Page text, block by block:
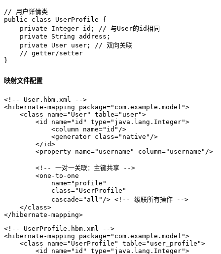
// 用户详情类
public
class UserProfile {
private Integer id; // 与User的id相同
private String address;
private User user; // 双向关联
// getter/setter
}
映射文件配置
<!-- User.hbm.xml -->
<hibernate-mapping package="com.example.model">
<class name="User" table="user">
<id name="id" type="java.lang.Integer">
<column name="id" />
<generator class="native" />
</id>
<property name="username" column="username" />
<!-- 一对一关联：主键共享 -->
<one-to-one
name="profile"
class="UserProfile"
cascade="all" /> <!-- 级联所有操作 -->
</class>
</ hibernate-mapping>
<!-- UserProfile.hbm.xml -->
<hibernate-mapping package="com.example.model">
<class name="UserProfile" table="user_profile">
<id name="id" type="java.lang.Integer">